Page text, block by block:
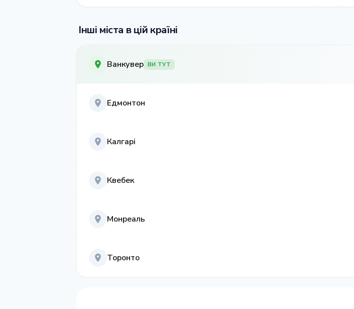
Інші міста в цій країні
Ванкувер ВИ ТУТ
Едмонтон
Калгарі
Квебек
Монреаль
Торонто